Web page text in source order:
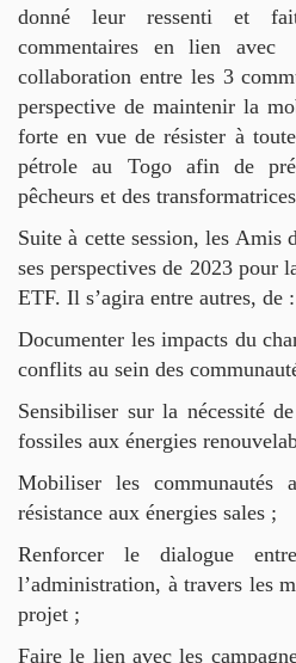
donné leur ressenti et
commentaires en lien
collaboration entre les 3
perspective de maintenir la
forte en vue de résister à
pétrole au Togo afin de
pêcheurs et des
Suite à cette session, les Amis
ses perspectives de 2023 pour
ETF. Il s’agira entre autres, de :
Documenter les impacts du
conflits au sein des
Sensibiliser sur la nécessité
fossiles aux énergies
Mobiliser les communautés
résistance aux énergies sales ;
Renforcer le dialogue
l’administration, à travers les
projet ;
Faire le lien avec les